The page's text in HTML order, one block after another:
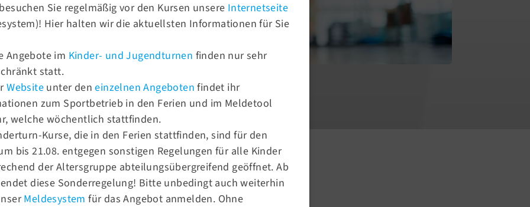
Norddeutsche Meisterin!
Kontakt
Tel.: 030 93 93 17 41
Fax.:030 93 93 17 42
E-Mail:info@tsv58.de
Sie regelmäßig vor den Kursen unsere Internetseite
Hier halten wir die aktuellsten Informationen für Sie
Angebote im Kinder- und Jugendturnen finden nur sehr
statt.
Website unter deneinzelnen Angeboten findet ihr
zum Sportbetrieb in den Ferien und im Meldetool
welche wöchentlich stattfinden.
Kurse, die in den Ferien stattfinden, sind für den
bis 21.08. entgegen sonstigen Regelungen für alle Kinder
der Altersgruppe abteilungsübergreifend geöffnet. Ab
diese Sonderregelung! Bitte unbedingt auch weiterhin
Meldesystem für das Angebot anmelden. Ohne